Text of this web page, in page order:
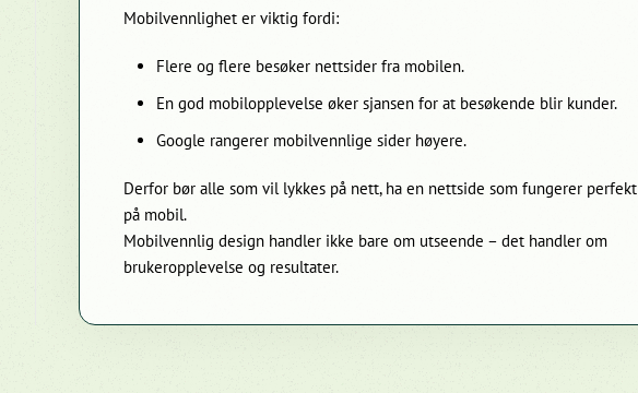
Mobilvennlighet er viktig fordi:
Flere og flere besøker nettsider fra mobilen.
En god mobilopplevelse øker sjansen for at besøkende blir kunder.
Google rangerer mobilvennlige sider høyere.
Derfor bør alle som vil lykkes på nett, ha en nettside som fungerer perfekt
på mobil.
Mobilvennlig design handler ikke bare om utseende – det handler om
brukeropplevelse og resultater.